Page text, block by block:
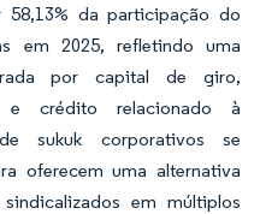
58,13% da participação do
em 2025, refletindo uma
por capital de giro,
e crédito relacionado à
sukuk corporativos se
oferecem uma alternativa
em múltiplos